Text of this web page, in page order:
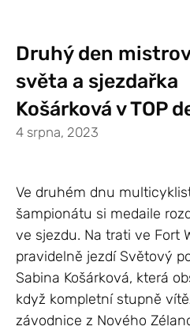
Druhý den
světa a sjezdařka
Košárková v TOP
4 srpna, 2023
Ve druhém dnu
šampionátu si medaile
ve sjezdu. Na trati ve Fort
pravidelně jezdí Světový
Sabina Košárková, která
když kompletní stupně
závodnice z Nového